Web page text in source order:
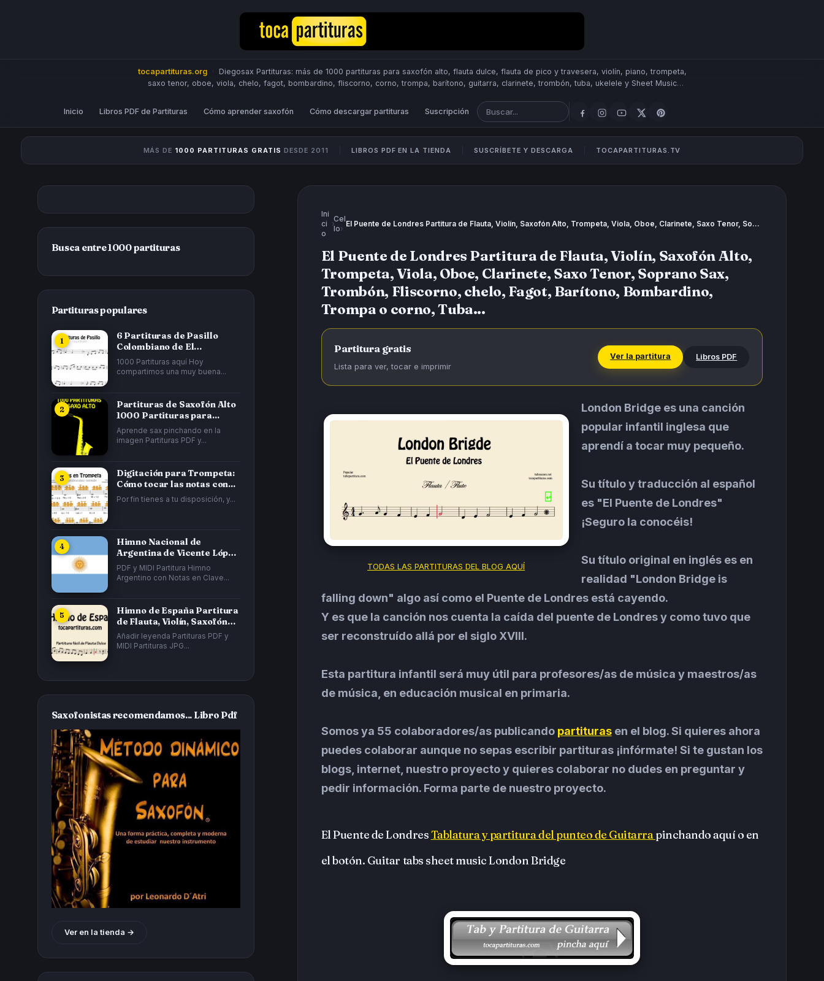
tocapartituras.org ·
Diegosax Partituras: más de 1000 partituras para saxofón alto, flauta dulce, flauta de pico y travesera, violín, piano, trompeta,
saxo tenor, oboe, viola, chelo, fagot, bombardino, fliscorno, corno, trompa, barítono, guitarra, clarinete, trombón, tuba, ukelele y Sheet Music
Inicio Libros PDF de Partituras Cómo aprender saxofón Cómo descargar partituras Suscripción
MÁS DE 1000 PARTITURAS GRATIS DESDE 2011 LIBROS PDF EN LA TIENDA SUSCRÍBETE Y DESCARGA TOCAPARTITURAS.TV
Ini
ci
o
›
Cel
lo›
El Puente de Londres Partitura de Flauta, Violín, Saxofón Alto, Trompeta, Viola, Oboe, Clarinete, Saxo Tenor, Soprano Sax, Trombón, Fliscorno, chelo, Fagot, Barítono, Bombardino, Trompa o corno, Tuba...
El Puente de Londres Partitura de Flauta, Violín, Saxofón Alto,
Trompeta, Viola, Oboe, Clarinete, Saxo Tenor, Soprano Sax,
Trombón, Fliscorno, chelo, Fagot, Barítono, Bombardino,
Trompa o corno, Tuba...
Partitura gratis
Lista para ver, tocar e imprimir
Ver la partitura Libros PDF
TODAS LAS PARTITURAS DEL BLOG AQUÍ
London Bridge es una canción
popular infantil inglesa que
aprendí a tocar muy pequeño.
Su título y traducción al español
es "El Puente de Londres"
¡Seguro la conocéis!
Su título original en inglés es en
realidad "London Bridge is
falling down" algo así como el Puente de Londres está cayendo.
Y es que la canción nos cuenta la caída del puente de Londres y como tuvo que
ser reconstruído allá por el siglo XVIII.
Esta partitura infantil será muy útil para profesores/as de música y maestros/as
de música, en educación musical en primaria.
Somos ya 55 colaboradores/as publicando partiturasen el blog. Si quieres ahora
puedes colaborar aunque no sepas escribir partituras ¡infórmate! Si te gustan los
blogs, internet, nuestro proyecto y quieres colaborar no dudes en preguntar y
pedir información. Forma parte de nuestro proyecto.
El Puente de LondresTablatura y partitura del punteo de Guitarrapinchando aquí o en
el botón. Guitar tabs sheet music London Bridge
Busca entre 1000 partituras
Partituras populares
6 Partituras de Pasillo
Colombiano de El
Cucarrón, La Gata...
1000 Partituras aquí Hoy
compartimos una muy buena...
Partituras de Saxofón Alto
1000 Partituras para...
Aprende sax pinchando en la
imagen Partituras PDF y...
Digitación para Trompeta:
Cómo tocar las notas con...
Por fin tienes a tu disposición, y...
Himno Nacional de
Argentina de Vicente López
y Planes y...
PDF y MIDI Partitura Himno
Argentino con Notas en Clave...
Himno de España Partitura
de Flauta, Violín, Saxofón
Alto...
Añadir leyenda Partituras PDF y
MIDI Partituras JPG...
Saxofonistas recomendamos... Libro Pdf
Ver en la tienda →